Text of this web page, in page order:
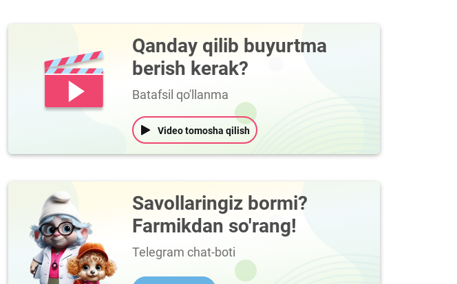
Qanday qilib buyurtma
berish kerak?
Batafsil qo'llanma
Video tomosha qilish
Savollaringiz bormi?
Farmikdan so'rang!
Telegram chat-boti